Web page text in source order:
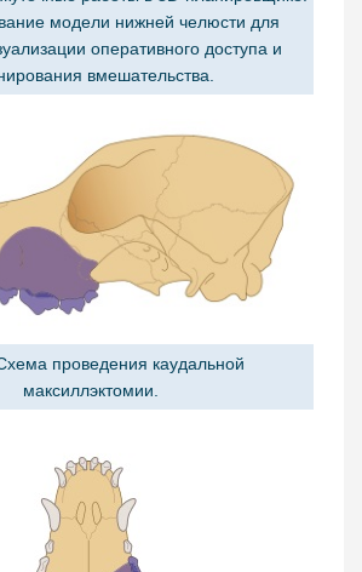
модели нижней челюсти для
оперативного доступа и
вмешательства.
проведения каудальной
максиллэктомии.